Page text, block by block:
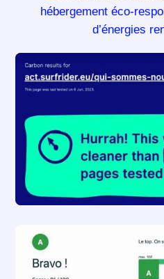
hébergement éco-
d’énergies